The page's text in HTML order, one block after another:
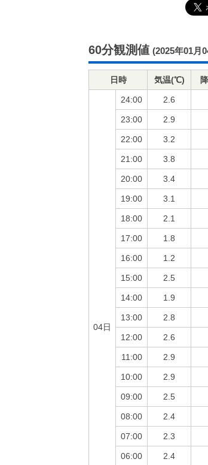
60分観測値 (2025年01月
日時 気温(℃)
04日
24:00 2.6
23:00 2.9
22:00 3.2
21:00 3.8
20:00 3.4
19:00 3.1
18:00 2.1
17:00 1.8
16:00 1.2
15:00 2.5
14:00 1.9
13:00 2.8
12:00 2.6
11:00 2.9
10:00 2.9
09:00 2.5
08:00 2.4
07:00 2.3
06:00 2.4